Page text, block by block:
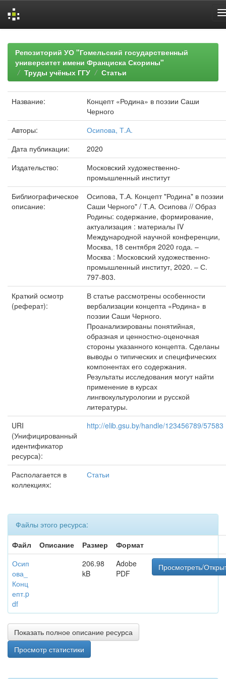
navigationРепозиторий УО "Гомельский государственный
университет имени Франциска Скорины"
Труды учёных ГГУ
Статьи
Название:
Концепт «Родина» в поэзии Саши
Черного
Авторы:
Осипова, Т.А.
Дата публикации:
2020
Издательство:
Московский художественно-
промышленный институт
Библиографическое
описание:
Осипова, Т.А. Концепт "Родина" в поэзии
Саши Черного" / Т.А. Осипова // Образ
Родины: содержание, формирование,
актуализация : материалы IV
Международной научной конференции,
Москва, 18 сентября 2020 года. –
Москва : Московский художественно-
промышленный институт, 2020. – С.
797-803.
Краткий осмотр
(реферат):
В статье рассмотрены особенности
вербализации концепта «Родина» в
поэзии Саши Черного.
Проанализированы понятийная,
образная и ценностно-оценочная
стороны указанного концепта. Сделаны
выводы о типических и специфических
компонентах его содержания.
Результаты исследования могут найти
применение в курсах
лингвокультурологии и русской
литературы.
URI
(Унифицированный
идентификатор
ресурса):
http://elib.gsu.by/handle/123456789/57583
Располагается в
коллекциях:
Статьи
Файлы этого ресурса:
Файл
Описание Размер
Формат
Осип
ова_
Конц
епт.p
df
206.98
kB
Adobe
PDF
Просмотреть/
Показать полное описание ресурса
Просмотр статистики